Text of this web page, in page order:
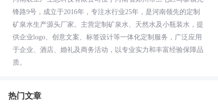
锋路9号，成立于2016年，专注水行业25年，是河南领先的定制
矿泉水生产源头厂家。主营定制矿泉水、天然水及小瓶装水，提
供企业logo、创意文案、标签设计等一体化定制服务，广泛应用
于企业、酒店、婚礼及商务活动，以专业实力和丰富经验保障品
质。
热门文章